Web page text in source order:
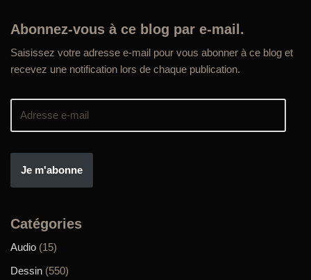
Abonnez-vous à ce blog par e-mail.
Saisissez votre adresse e-mail pour vous abonner à ce blog et
recevez une notification lors de chaque publication.
Je m'abonne
Catégories
Audio (15)
Dessin (550)